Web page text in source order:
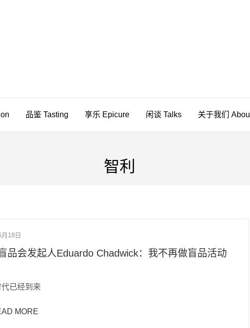
品鉴 Tasting 享乐 Epicure 闲谈 Talks 关于我们
智利
18日
品会发起人Eduardo Chadwick：我不再做盲品活动
已经到来
MORE